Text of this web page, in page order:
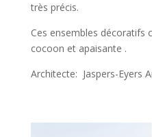
très précis.
Ces ensembles décoratifs
cocoon et apaisante .
Architecte: Jaspers-Eyers